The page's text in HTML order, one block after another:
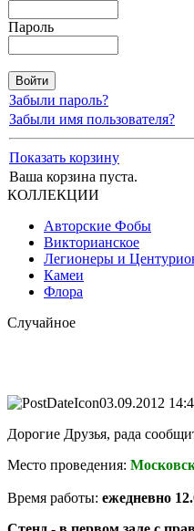
Пароль
Забыли пароль?
Забыли имя пользователя?
Показать корзину
Ваша корзина пуста.
КОЛЛЕКЦИИ
Авторские Фобы
Викторианское
Легионеры и
Камеи
Флора
Случайное
03.09.2012
Дорогие Друзья, рада
Место проведения:
Время работы: ежедневно